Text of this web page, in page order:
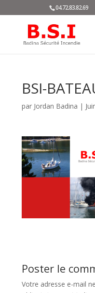
04.72.83.82.69
BSI-
par Jordan Badina |
Poster le
Votre adresse e-mail